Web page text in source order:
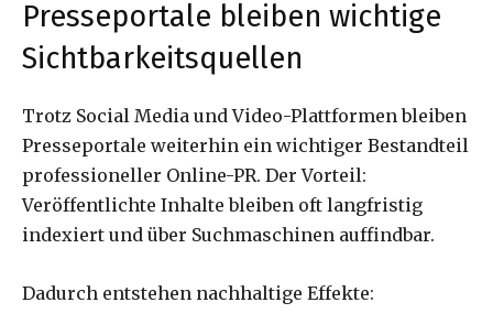
Presseportale bleiben wichtige
Sichtbarkeitsquellen
Trotz Social Media und Video-Plattformen bleiben
Presseportale weiterhin ein wichtiger Bestandteil
professioneller Online-PR. Der Vorteil:
Veröffentlichte Inhalte bleiben oft langfristig
indexiert und über Suchmaschinen auffindbar.
Dadurch entstehen nachhaltige Effekte: